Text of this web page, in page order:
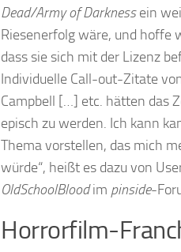
Dead/Army of Darknessein
Riesenerfolg wäre, und hoffe
dass sie sich mit der Lizenz
Individuelle Call-out-Zitate
Campbell […] etc. hätten das
episch zu werden. Ich kann
Thema vorstellen, das mich
würde“, heißt es dazu von
OldSchoolBloodim pinside-
Horrorfilm-